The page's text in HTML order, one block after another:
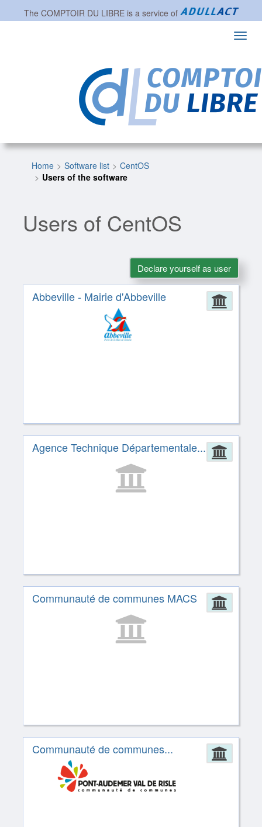
The COMPTOIR DU LIBREis a service of
Home Software list
CentOS
Users of the software
Users of CentOS
Declare yourself as user
Abbeville - Mairie d'Abbeville
Agence Technique Départementale...
Communauté de communes MACS
Communauté de communes...